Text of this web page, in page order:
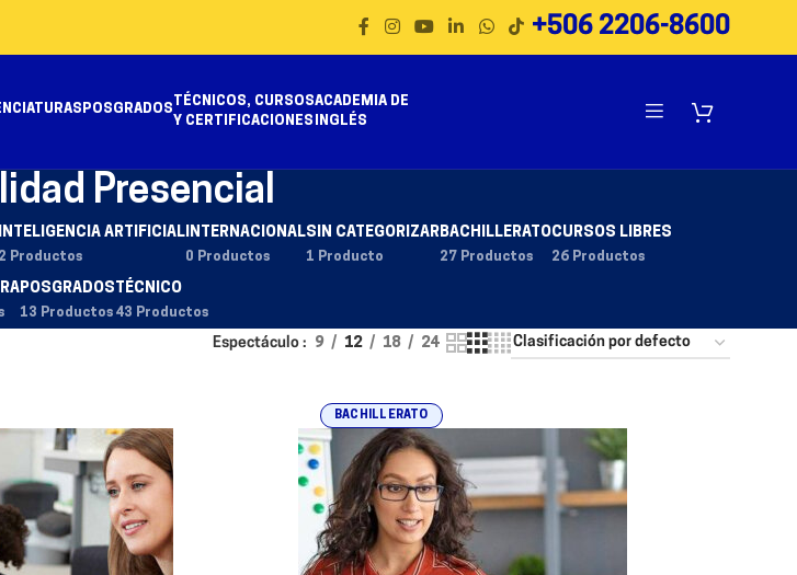
+506 2206-8600
POSGRADOS
TÉCNICOS, CURSOS
Y CERTIFICACIONES
ACADEMIA DE
INGLÉS
Presencial
INTELIGENCIA ARTIFICIAL
2 Productos
INTERNACIONAL
0 Productos
SIN CATEGORIZAR
1 Producto
BACHILLERATO
27 Productos
CURSOS LIBRES
26 Productos
POSGRADOS
13 Productos
TÉCNICO
43 Productos
Espectáculo 9 12 18 24
BACHILLERATO